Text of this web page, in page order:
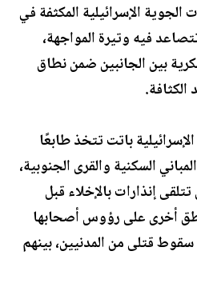
الجوية الإسرائيلية المكثفة في
فيه وتيرة المواجهة،
بين الجانبين ضمن نطاق
باتت تتخذ طابعًا
السكنية والقرى الجنوبية،
إنذارات بالإخلاء قبل
أخرى على رؤوس أصحابها
قتلى من المدنيين، بينهم